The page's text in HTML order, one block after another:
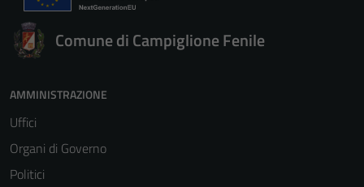
Comune di Campiglione Fenile
AMMINISTRAZIONE
Uffici
Organi di Governo
Politici